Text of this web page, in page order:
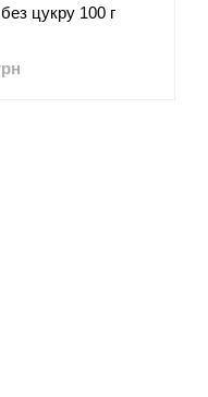
цукру 100 г